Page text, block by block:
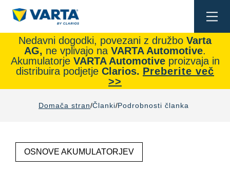
Nedavni dogodki, povezani z družbo Varta
AG, ne vplivajo na VARTA Automotive.
Akumulatorje VARTA Automotiveproizvaja in
distribuira podjetje Clarios. Preberite več
>>
Domača stran Članki Podrobnosti članka
OSNOVE AKUMULATORJEV